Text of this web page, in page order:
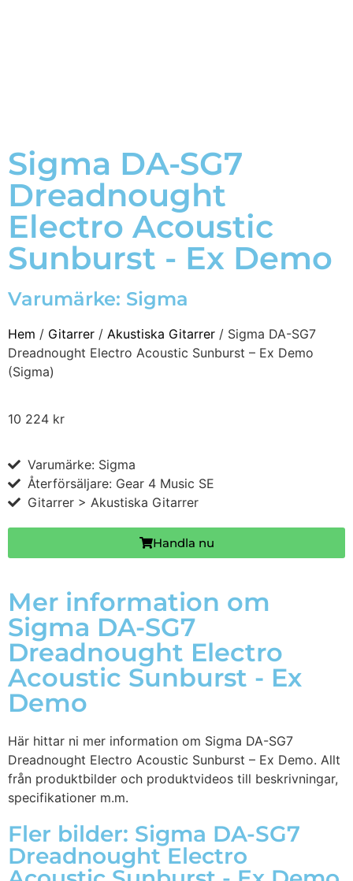
Sigma DA-SG7
Dreadnought
Electro Acoustic
Sunburst - Ex Demo
Varumärke: Sigma
Hem / Gitarrer / Akustiska Gitarrer / Sigma DA-SG7
Dreadnought Electro Acoustic Sunburst – Ex Demo
(Sigma)
10 224 kr
Varumärke: Sigma
Återförsäljare: Gear 4 Music SE
Gitarrer > Akustiska Gitarrer
Handla nu
Mer information om
Sigma DA-SG7
Dreadnought Electro
Acoustic Sunburst - Ex
Demo
Här hittar ni mer information om Sigma DA-SG7
Dreadnought Electro Acoustic Sunburst – Ex Demo. Allt
från produktbilder och produktvideos till beskrivningar,
specifikationer m.m.
Fler bilder: Sigma DA-SG7
Dreadnought Electro